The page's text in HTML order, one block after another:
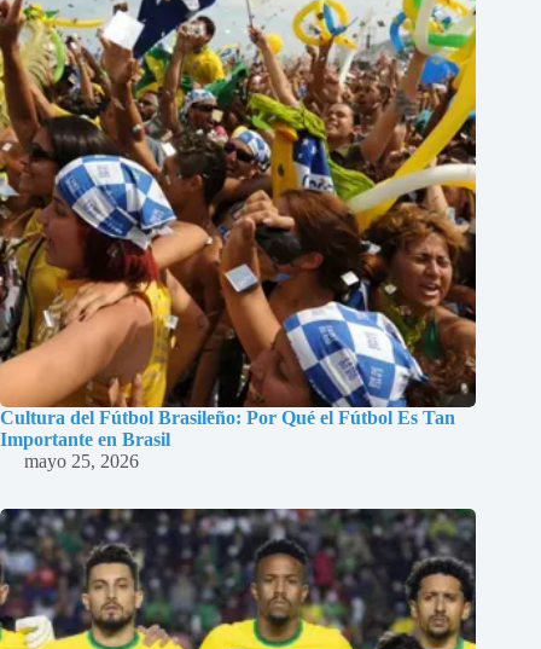
Cultura del Fútbol Brasileño: Por Qué el Fútbol Es Tan
Importante en Brasil
mayo 25, 2026